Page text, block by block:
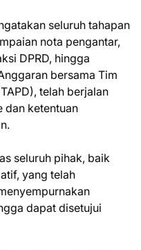
seluruh tahapan
nota pengantar,
DPRD, hingga
bersama Tim
telah berjalan
dan ketentuan
seluruh pihak, baik
yang telah
dapat disetujui